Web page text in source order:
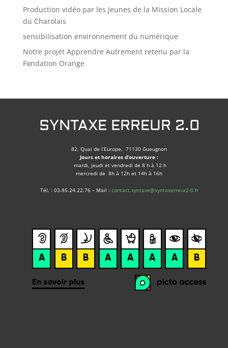
Production vidéo par les Jeunes de la Mission Locale
du Charolais
sensibilisation environnement du numérique
Notre projet Apprendre Autrement retenu par la
Fondation Orange
SYNTAXE ERREUR 2.0
82, Quai de l’Europe, 71130 Gueugnon
Jours et horaires d’ouverture :
mardi, jeudi et vendredi de 8 h à 12 h
mercredi de 8h à 12h et 14h à 16h
Tél. : 03.85.24.22.76 – Mail : contact.syntaxe@syntaxerreur2-0.fr